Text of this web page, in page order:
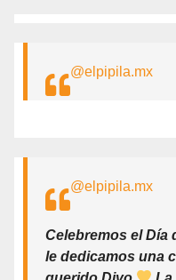
@elpipila.mx
@elpipila.mx
Celebremos el Día
le dedicamos una